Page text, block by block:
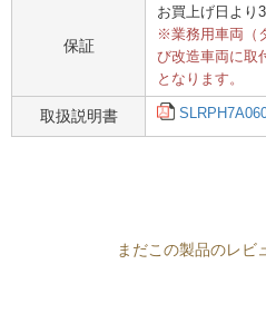
保証
お買上げ日より
※業務用車両（
び改造車両に取
となります。
取扱説明書
まだこの製品のレビ